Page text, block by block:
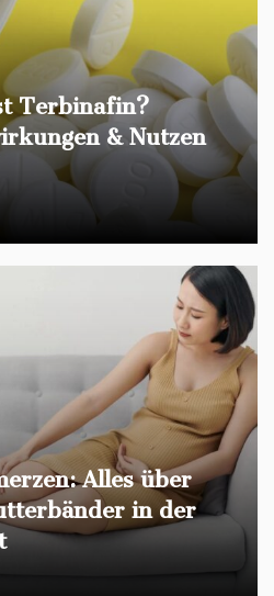
Terbinafin?
& Nutzen
Alles über
in der